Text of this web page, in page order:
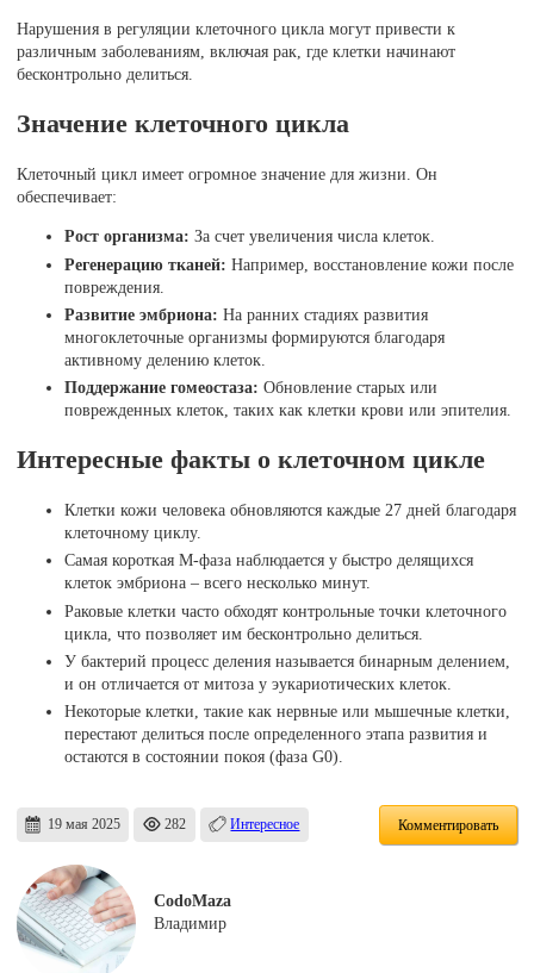
Нарушения в регуляции клеточного цикла могут привести к
различным заболеваниям, включая рак, где клетки начинают
бесконтрольно делиться.
Значение клеточного цикла
Клеточный цикл имеет огромное значение для жизни. Он
обеспечивает:
Рост организма: За счет увеличения числа клеток.
Регенерацию тканей: Например, восстановление кожи после
повреждения.
Развитие эмбриона: На ранних стадиях развития
многоклеточные организмы формируются благодаря
активному делению клеток.
Поддержание гомеостаза: Обновление старых или
поврежденных клеток, таких как клетки крови или эпителия.
Интересные факты о клеточном цикле
Клетки кожи человека обновляются каждые 27 дней благодаря
клеточному циклу.
Самая короткая М-фаза наблюдается у быстро делящихся
клеток эмбриона – всего несколько минут.
Раковые клетки часто обходят контрольные точки клеточного
цикла, что позволяет им бесконтрольно делиться.
У бактерий процесс деления называется бинарным делением,
и он отличается от митоза у эукариотических клеток.
Некоторые клетки, такие как нервные или мышечные клетки,
перестают делиться после определенного этапа развития и
остаются в состоянии покоя (фаза G0).
19 мая 2025 282 Интересное Комментировать
CodoMaza
Владимир